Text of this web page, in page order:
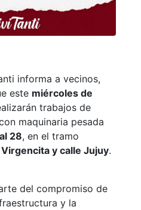
informa a vecinos,
este miércoles de
trabajos de
maquinaria pesada
28, en el tramo
Virgencita y calle Jujuy.
del compromiso de
y la